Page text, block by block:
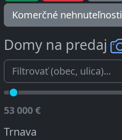
Komerčné nehnuteľnosti
Domy na predaj
53 000 €
Trnava